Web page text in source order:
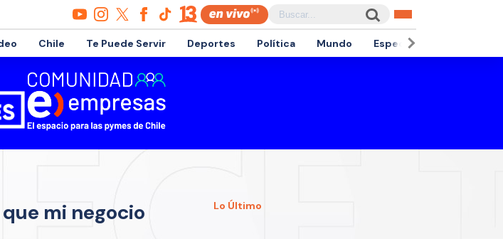
Chile Te Puede Servir Deportes Política Mundo Espectáculos
mi negocio
Lo Último